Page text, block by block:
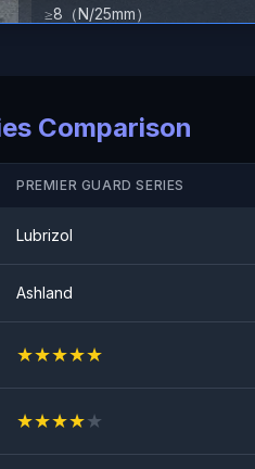
≥8（N/25mm）
Comparison
PREMIER GUARD SERIES
Lubrizol
Ashland
★★★★★
★★★★★